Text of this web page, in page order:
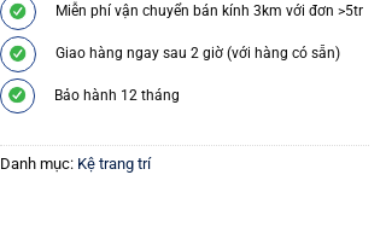
Miễn phí vận chuyển bán kính 3km với đơn >5tr
Giao hàng ngay sau 2 giờ (với hàng có sẵn)
Bảo hành 12 tháng
Danh mục: Kệ trang trí